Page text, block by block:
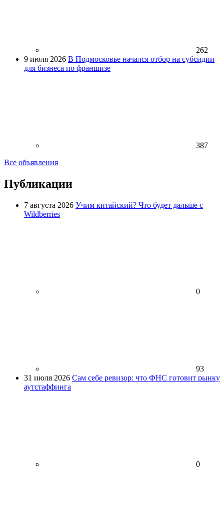
262
9 июля 2026 В Подмосковье начался отбор на субсидии
для бизнеса по франшизе
387
Все объявления
Публикации
7 августа 2026 Учим китайский? Что будет дальше с
Wildberries
0
93
31 июля 2026 Сам себе ревизор: что ФНС готовит рынку
аутстаффинга
0